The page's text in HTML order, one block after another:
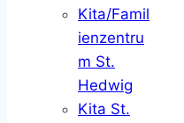
Kita/Famil
ienzentru
m St.
Hedwig
Kita St.